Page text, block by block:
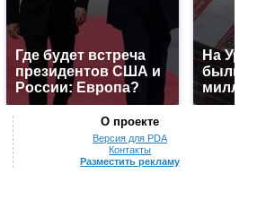
Где будет встреча
президентов США и
России: Европа?
На
были
О проекте
Версия для PDA
Контакты
Разместить рекламу